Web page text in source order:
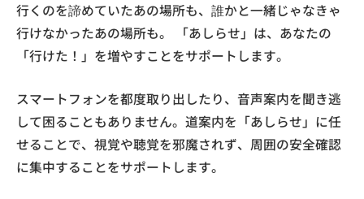
行くのを諦めていたあの場所も、誰かと一緒じゃなきゃ
行けなかったあの場所も。 「あしらせ」は、あなたの
「行けた！」を増やすことをサポートします。
スマートフォンを都度取り出したり、音声案内を聞き逃
して困ることもありません。道案内を「あしらせ」に任
せることで、視覚や聴覚を邪魔されず、周囲の安全確認
に集中することをサポートします。